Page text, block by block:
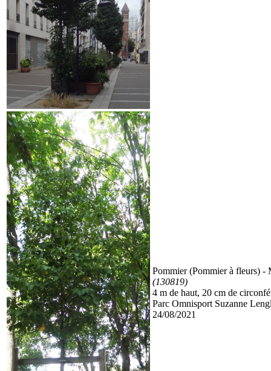
Pommier (Pommier à fleurs) -
(130819)
4 m de haut, 20 cm de
Parc Omnisport Suzanne
24/08/2021